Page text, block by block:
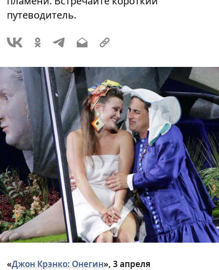
путеводитель.
«Джон Крэнко: Онегин», 3 апреля